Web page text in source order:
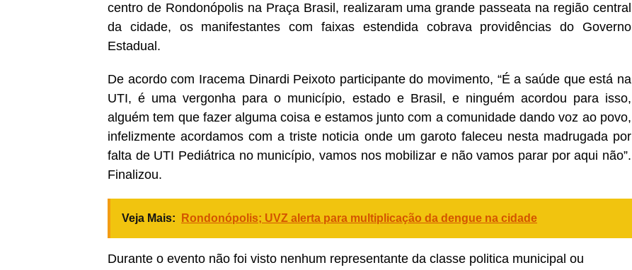
centro de Rondonópolis na Praça Brasil, realizaram uma grande passeata na região central
da cidade, os manifestantes com faixas estendida cobrava providências do Governo
Estadual.
De acordo com Iracema Dinardi Peixoto participante do movimento, “É a saúde que está na
UTI, é uma vergonha para o município, estado e Brasil, e ninguém acordou para isso,
alguém tem que fazer alguma coisa e estamos junto com a comunidade dando voz ao povo,
infelizmente acordamos com a triste noticia onde um garoto faleceu nesta madrugada por
falta de UTI Pediátrica no município, vamos nos mobilizar e não vamos parar por aqui não”.
Finalizou.
Veja Mais: Rondonópolis; UVZ alerta para multiplicação da dengue na cidade
Durante o evento não foi visto nenhum representante da classe politica municipal ou